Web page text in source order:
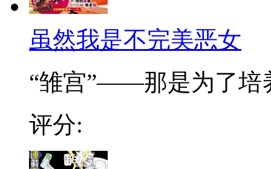
虽然我是不完美恶女
“雏宫”——那是为了培
评分: